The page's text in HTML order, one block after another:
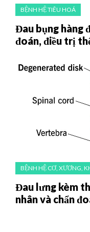
BỆNH HỆ TIÊU HOÁ
Đau bụng hàng
đoán, điều trị
BỆNH HỆ CƠ, XƯƠNG,
Đau lưng kèm
nhân và chẩn